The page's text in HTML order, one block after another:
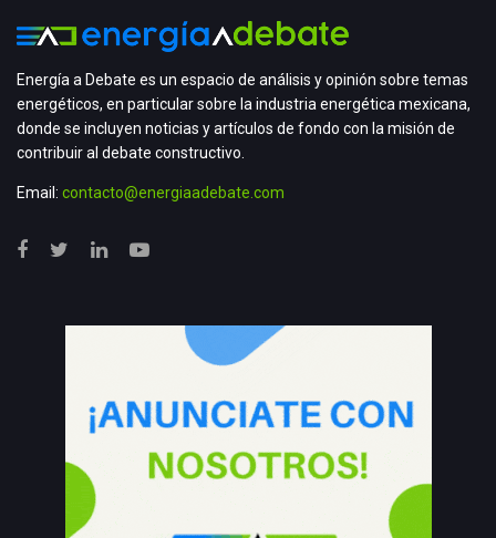
Energía a Debate es un espacio de análisis y opinión sobre temas
energéticos, en particular sobre la industria energética mexicana,
donde se incluyen noticias y artículos de fondo con la misión de
contribuir al debate constructivo.
Email: contacto@energiaadebate.com